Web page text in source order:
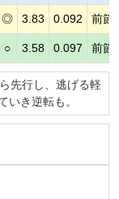
◎ 3.83 0.092 前節
○ 3.58 0.097 前節
先行し、逃げる軽
いき逆転も。